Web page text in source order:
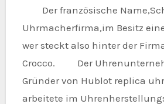
Der französische Name,Schweizer
Uhrmacherfirma,im Besitz
wer steckt also hinter der
Crocco. Der
Gründer von Hublot replica
arbeitete im